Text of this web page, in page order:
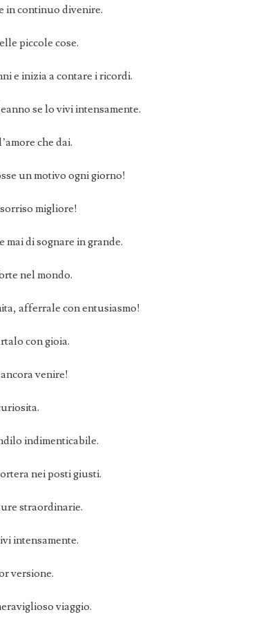
in continuo divenire.
piccole cose.
e inizia a contare i ricordi.
se lo vivi intensamente.
che dai.
un motivo ogni giorno!
migliore!
di sognare in grande.
nel mondo.
afferrale con entusiasmo!
con gioia.
venire!
indimenticabile.
nei posti giusti.
straordinarie.
intensamente.
versione.
viaggio.